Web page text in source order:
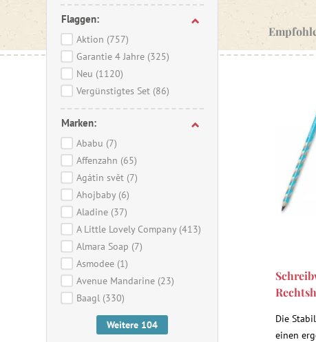
Flaggen:
Aktion (757)
Garantie 4 Jahre (325)
Neu (1120)
Vergünstigtes Set (86)
Marken:
Ababu (7)
Affenzahn (65)
Agátin svět (7)
Ahojbaby (6)
Aladine (37)
A Little Lovely Company (413)
Almara Soap (7)
Asmodee (1)
Avenue Mandarine (23)
Baagl (330)
Weitere 104
Die
einen